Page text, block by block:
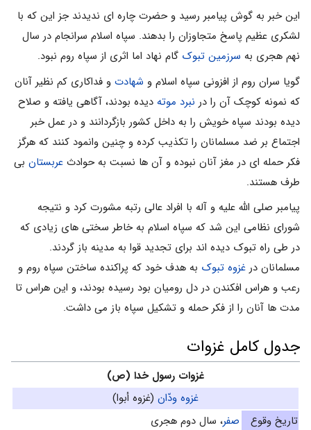
این خبر به گوش پیامبر رسید و حضرت چاره ای ندیدند جز این که با
لشکری عظیم پاسخ متجاوزان را بدهند. سپاه اسلام سرانجام در سال
نهم هجری به سرزمین تبوک گام نهاد اما اثری از سپاه روم نبود.
گویا سران روم از افزونی سپاه اسلام و شهادت و فداکاری کم نظیر آنان
که نمونه کوچک آن را در نبرد موته دیده بودند، آگاهی یافته و صلاح
دیده بودند سپاه خویش را به داخل کشور بازگردانند و در عمل خبر
اجتماع بر ضد مسلمانان را تکذیب کرده و چنین وانمود کنند که هرگز
فکر حمله ای در مغز آنان نبوده و آن ها نسبت به حوادث عربستان بی
طرف هستند.
پیامبر صلی الله علیه و آله با افراد عالی رتبه مشورت کرد و نتیجه
شورای نظامی این شد که سپاه اسلام به خاطر سختی های زیادی که
در طی راه تبوک دیده اند برای تجدید قوا به مدینه باز گردند.
مسلمانان در غزوه تبوک به هدف خود که پراکنده ساختن سپاه روم و
رعب و هراس افکندن در دل رومیان بود رسیده بودند، و این هراس تا
مدت ها آنان را از فکر حمله و تشکیل سپاه باز می داشت.
جدول کامل غزوات
غزوات رسول خدا (ص)
غزوه ودّان (غزوه أبوا)
تاریخ وقوع
صفر، سال دوم هجری